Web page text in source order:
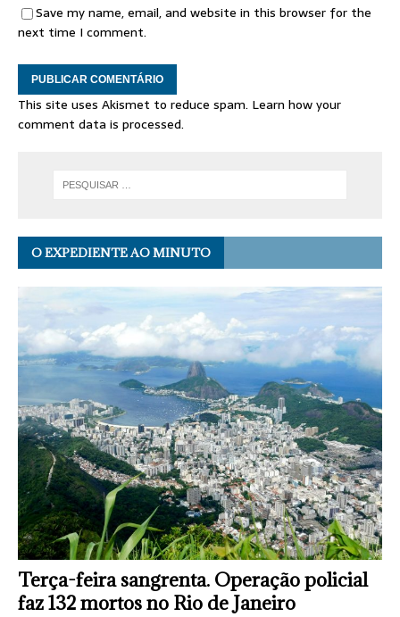
Save my name, email, and website in this browser for the
next time I comment.
This site uses Akismet to reduce spam. Learn how your
comment data is processed.
O EXPEDIENTE AO MINUTO
Terça-feira sangrenta. Operação policial
faz 132 mortos no Rio de Janeiro